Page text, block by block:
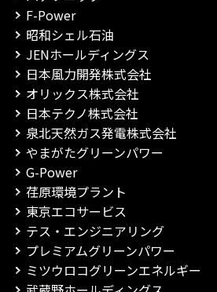
F-Power
昭和シェル石油
JENホールディングス
日本風力開発株式会社
オリックス株式会社
日本テクノ株式会社
泉北天然ガス発電株式会社
やまがたグリーンパワー
G-Power
荏原環境プラント
東京エコサービス
テス・エンジニアリング
プレミアムグリーンパワー
ミツウロコグリーンエネルギー